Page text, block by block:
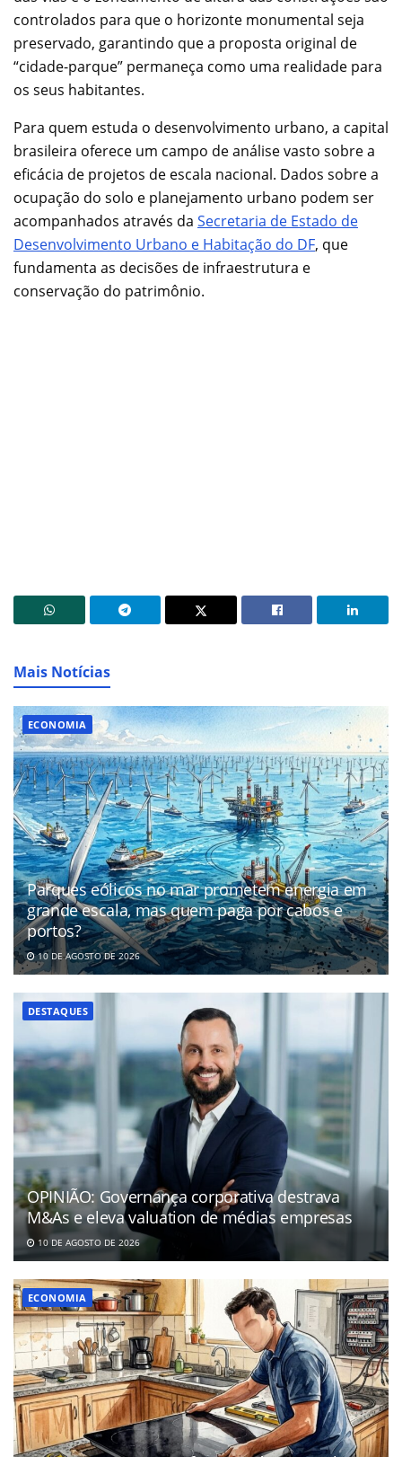
controlados para que o horizonte monumental seja
preservado, garantindo que a proposta original de
“cidade-parque” permaneça como uma realidade para
os seus habitantes.
Para quem estuda o desenvolvimento urbano, a capital
brasileira oferece um campo de análise vasto sobre a
eficácia de projetos de escala nacional. Dados sobre a
ocupação do solo e planejamento urbano podem ser
acompanhados através da Secretaria de Estado de
Desenvolvimento Urbano e Habitação do DF, que
fundamenta as decisões de infraestrutura e
conservação do patrimônio.
Mais Notícias
ECONOMIA
Parques eólicos no mar prometem energia em
grande escala, mas quem paga por cabos e
portos?
10 DE AGOSTO DE 2026
DESTAQUES
OPINIÃO: Governança corporativa destrava
M&As e eleva valuation de médias empresas
10 DE AGOSTO DE 2026
ECONOMIA